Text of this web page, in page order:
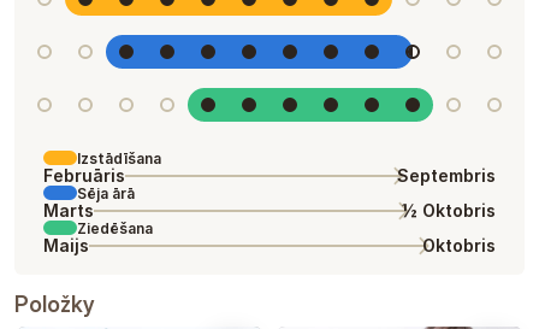
Izstādīšana
Februāris Septembris
Sēja ārā
Marts ½ Oktobris
Ziedēšana
Maijs Oktobris
Položky